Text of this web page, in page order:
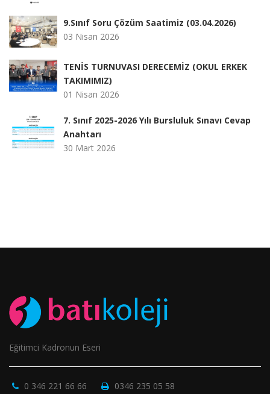
9.Sınıf Soru Çözüm Saatimiz (03.04.2026)
03 Nisan 2026
TENİS TURNUVASI DERECEMİZ (OKUL ERKEK
TAKIMIMIZ)
01 Nisan 2026
7. Sınıf 2025-2026 Yılı Bursluluk Sınavı Cevap
Anahtarı
30 Mart 2026
Eğitimci Kadronun Eseri
0 346 221 66 66
0346 235 05 58